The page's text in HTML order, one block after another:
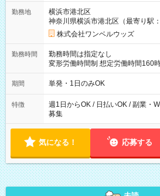
勤務地
横浜市港北区
神奈川県横浜市港北区（最寄り駅：
株式会社ワンベルウッズ
勤務時間
勤務時間は指定なし
変形労働時間制 想定労働時間160時間/月 【シフト例】
～21：00
期間 単発・1日のみOK
特徴
週1日からOK / 日払いOK / 副業・
募集
気になる！ 応募する